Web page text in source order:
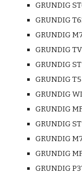
GRUNDIG
GRUNDIG
GRUNDIG
GRUNDIG
GRUNDIG
GRUNDIG
GRUNDIG
GRUNDIG
GRUNDIG
GRUNDIG
GRUNDIG
GRUNDIG